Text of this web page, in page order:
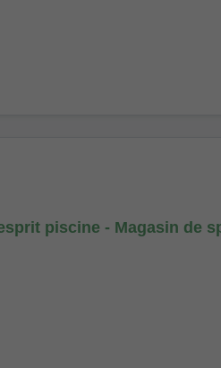
piscine - Magasin de